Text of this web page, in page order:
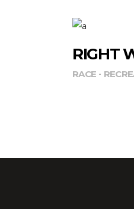
RIGHT
RACE